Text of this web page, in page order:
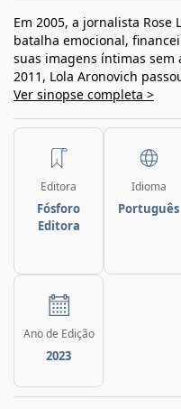
Em 2005, a jornalista Rose
batalha emocional,
suas imagens íntimas sem
2011, Lola Aronovich
Ver sinopse completa >
Editora
Fósforo
Editora
Idioma
Português
Ano de Edição
2023